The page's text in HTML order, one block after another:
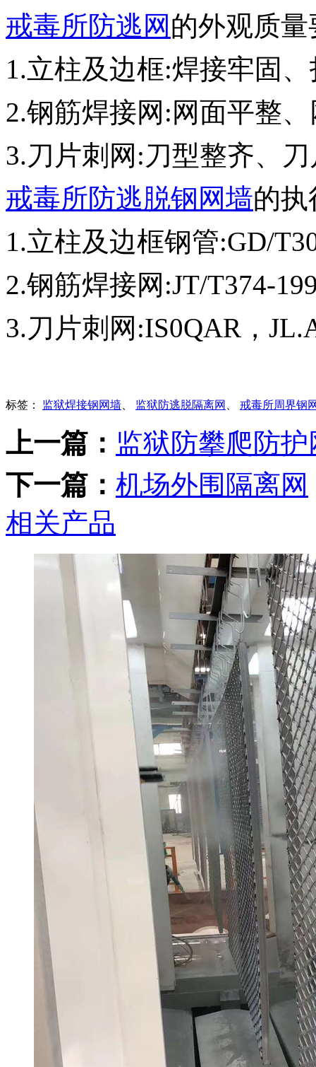
戒毒所防逃网 的外观质
1.立柱及边框:焊接牢固
2.钢筋焊接网:网面平整
3.刀片刺网:刀型整齐、
戒毒所防逃脱钢网墙的执
1.立柱及边框钢管:GD/
2.钢筋焊接网:JT/T374-
3.刀片刺网:IS0QAR，
标签： 监狱焊接钢网墙 监狱防逃脱隔离网 戒毒所周界钢
上一篇： 监狱防攀爬防护
下一篇： 机场外围隔离网
相关产品